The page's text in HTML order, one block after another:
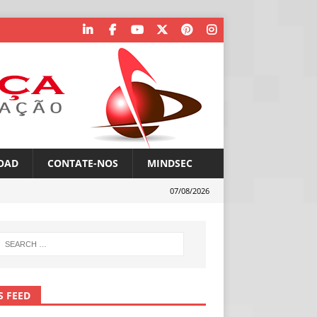
CONTATE-NOS MINDSEC
07/08/2026
FEED